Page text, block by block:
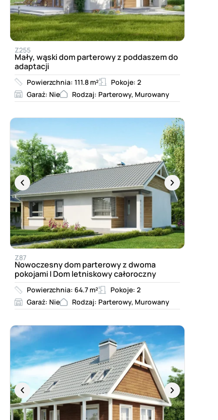
Z255
Mały, wąski dom parterowy z poddaszem do
adaptacji
Powierzchnia: 111.8 m²
Pokoje: 2
Garaż: Nie
Rodzaj: Parterowy, Murowany
Z87
Nowoczesny dom parterowy z dwoma
pokojami I Dom letniskowy całoroczny
Powierzchnia: 64.7 m²
Pokoje: 2
Garaż: Nie
Rodzaj: Parterowy, Murowany